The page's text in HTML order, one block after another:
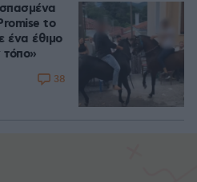
to
ένα έθιμο
τόπο»
38